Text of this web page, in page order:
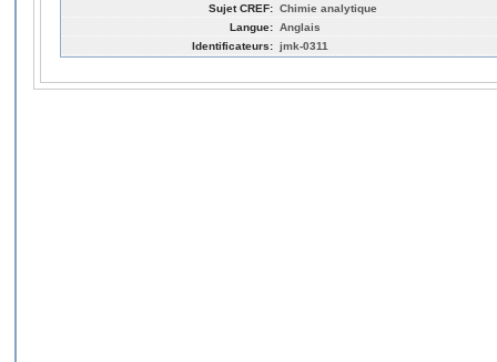
Sujet CREF: Chimie analytique
Langue: Anglais
Identificateurs: jmk-0311